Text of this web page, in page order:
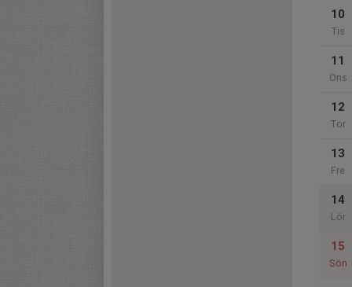
10
Tis
11
Ons
12
Tor
13
Fre
14
Lör
15
Sön